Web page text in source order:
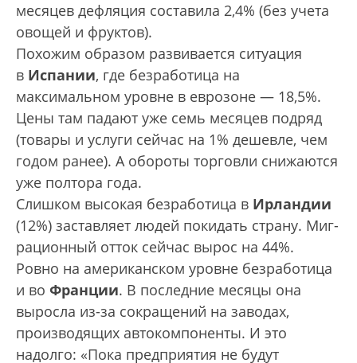
месяцев дефляция составила 2,4% (без учета
овощей и фруктов).
Похожим образом развивается ситуация
в Испании, где безработица на
максимальном уровне в еврозоне — 18,5%.
Цены там падают уже семь месяцев подряд
(товары и услуги сейчас на 1% дешевле, чем
годом ранее). А обороты торговли снижаются
уже полтора года.
Слишком высокая безработица в Ирландии
(12%) заставляет людей покидать страну. Миг­
рационный отток сейчас вырос на 44%.
Ровно на американском уровне безработица
и во Франции. В последние месяцы она
выросла из-за сокращений на заводах,
производящих автокомпоненты. И это
надолго: «Пока предприятия не будут